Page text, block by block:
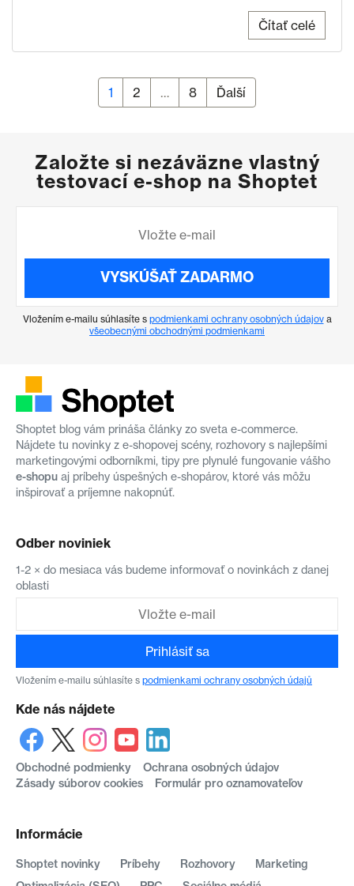
Čítať celé
Stránkovanie príspevkov
Stránka
1 Stránka
2 … Stránka
8 Ďalší
Založte si nezáväzne vlastný
testovací e-shop na Shoptet
VYSKÚŠAŤ ZADARMO
Vložením e-mailu súhlasíte s podmienkami ochrany osobných údajova
všeobecnými obchodnými podmienkami
Shoptet blog vám prináša články zo sveta e-commerce.
Nájdete tu novinky z e-shopovej scény, rozhovory s najlepšími
marketingovými odborníkmi, tipy pre plynulé fungovanie vášho
e-shopu aj príbehy úspešných e-shopárov, ktoré vás môžu
inšpirovať a príjemne nakopnúť.
Informácie
Shoptet novinky Príbehy Rozhovory
Marketing
Odber noviniek
1-2 × do mesiaca vás budeme informovať o novinkách z danej
oblasti
Prihlásiť sa
Vložením e-mailu súhlasíte s podmienkami ochrany osobných údajů
Kde nás nájdete
Obchodné podmienky
Ochrana osobných údajov
Zásady súborov cookies
Formulár pro oznamovateľov